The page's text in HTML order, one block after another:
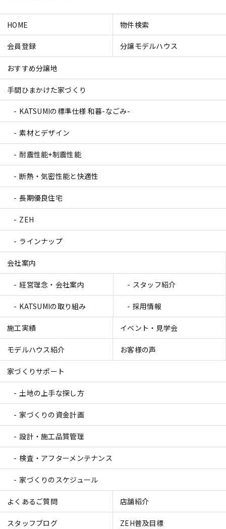
HOME 物件検索
会員登録 分譲モデルハウス
おすすめ分譲地
手間ひまかけた家づくり
KATSUMIの標準仕様 和暮-なごみ-
素材とデザイン
耐震性能+制震性能
断熱・気密性能と快適性
長期優良住宅
ZEH
ラインナップ
会社案内
経営理念・会社案内 スタッフ紹介
KATSUMIの取り組み 採用情報
施工実績 イベント・見学会
モデルハウス紹介 お客様の声
家づくりサポート
土地の上手な探し方
家づくりの資金計画
設計・施工品質管理
検査・アフターメンテナンス
家づくりのスケジュール
よくあるご質問 店舗紹介
スタッフブログ ZEH普及目標